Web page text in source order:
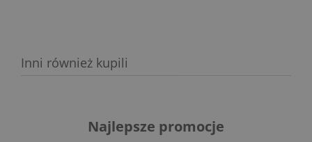
Inni również kupili
Najlepsze promocje